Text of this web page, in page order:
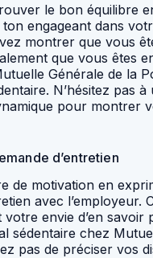
le bon équilibre
engageant dans
montrer que vous
que vous êtes
Générale de la
N’hésitez pas à
pour montrer
d’entretien
de motivation en
avec l’employeur.
envie d’en savoir
sédentaire chez
pas de préciser vos